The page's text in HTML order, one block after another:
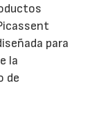
para
la
de